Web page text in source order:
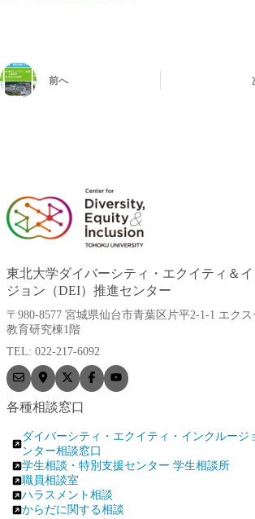
前へ
東北大学ダイバーシティ・エクイティ＆
ジョン（DEI）推進センター
〒980-8577 宮城県仙台市青葉区片平2-1-1 エク
教育研究棟1階
TEL: 022-217-6092
各種相談窓口
ダイバーシティ・エクイティ・インクルージ
ンター相談窓口
学生相談・特別支援センター 学生相談所
職員相談室
ハラスメント相談
からだに関する相談